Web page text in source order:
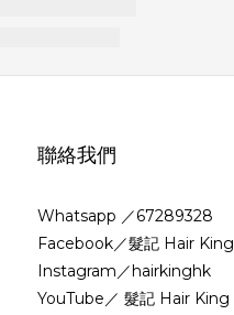
聯絡我們
Whatsapp ／67289328
Facebook／髮記 Hair King
Instagram／hairkinghk
YouTube／ 髮記 Hair King